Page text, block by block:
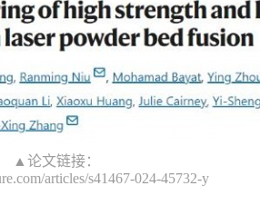
▲论文链接：
articles/s41467-024-45732-y